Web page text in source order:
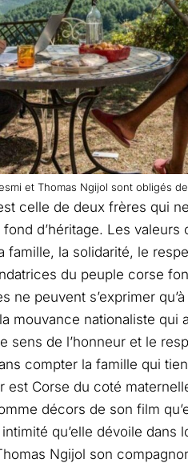
et Thomas Ngijol sont obligés
celle de deux frères qui
d’héritage. Les
famille, la solidarité, le
du peuple corse
ne peuvent s’exprimer
mouvance nationaliste
sens de l’honneur et le
compter la famille qui
est Corse du coté
décors de son film
qu’elle dévoile dans
Ngijol son